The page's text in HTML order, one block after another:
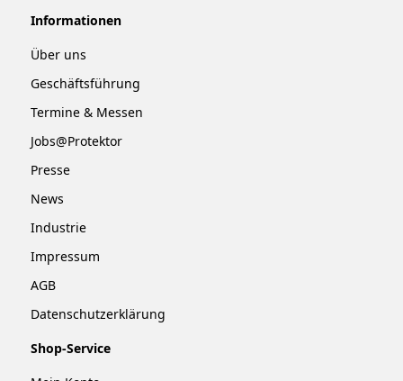
Informationen
Über uns
Geschäftsführung
Termine & Messen
Jobs@Protektor
Presse
News
Industrie
Impressum
AGB
Datenschutzerklärung
Shop-Service